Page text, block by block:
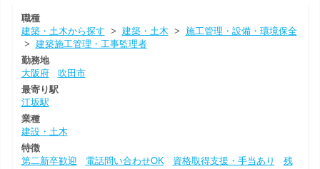
職種
建築・土木から探す > 建築・土木 > 施工管理・設備・環境保全
> 建築施工管理・工事監理者
勤務地
大阪府
吹田市
最寄り駅
江坂駅
業種
建設・土木
特徴
第二新卒歓迎
電話問い合わせOK 資格取得支援・手当あり
残